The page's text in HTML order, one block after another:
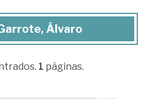
Álvaro
1 páginas.